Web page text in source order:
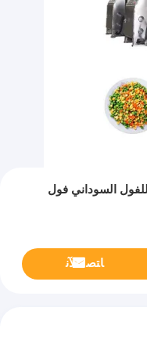
بقدرة 380 فولت للفول السوداني فول
ﺎﺘﺼﻟ ﺍﻶﻧ